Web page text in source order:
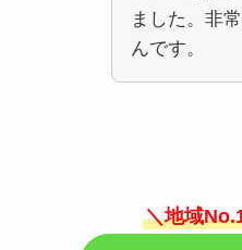
ました。非
んです。
＼地域